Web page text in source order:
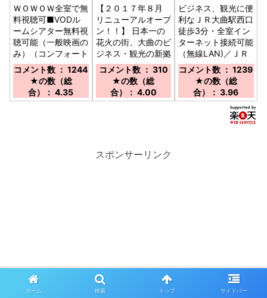
ＷＯＷＯＷ全室で無
料視聴可■VODル
ームシアター無料視
聴可能（一般映画の
み）（コンフォート
特典）／ＪＲ秋田新
幹線大曲駅より徒歩
３分/大曲I.Cより車
で約10分/秋田市よ
コメント数 ： 1244
★の数（総
合）： 4.35
【２０１７年８月
リニューアルオープ
ン！！】 日本一の
花火の街、大曲のビ
ジネス・観光の新拠
点♪／大曲駅より徒
歩約7分 秋田自動車
道大曲ＩＣより約
15分
コメント数 ： 310
★の数（総
合）： 4.00
ビジネス、観光に便
利なＪＲ大曲駅西口
徒歩3分・全室イン
ターネット接続可能
（無線LAN)／ＪＲ
大曲駅より徒歩3分
／秋田自動車道大曲
ＩＣより１０分／秋
田空港より秋田自動
車道経由約５０分
コメント数 ： 1239
★の数（総
合）： 3.96
スポンサーリンク
ホーム 検索 トップ サイドバー